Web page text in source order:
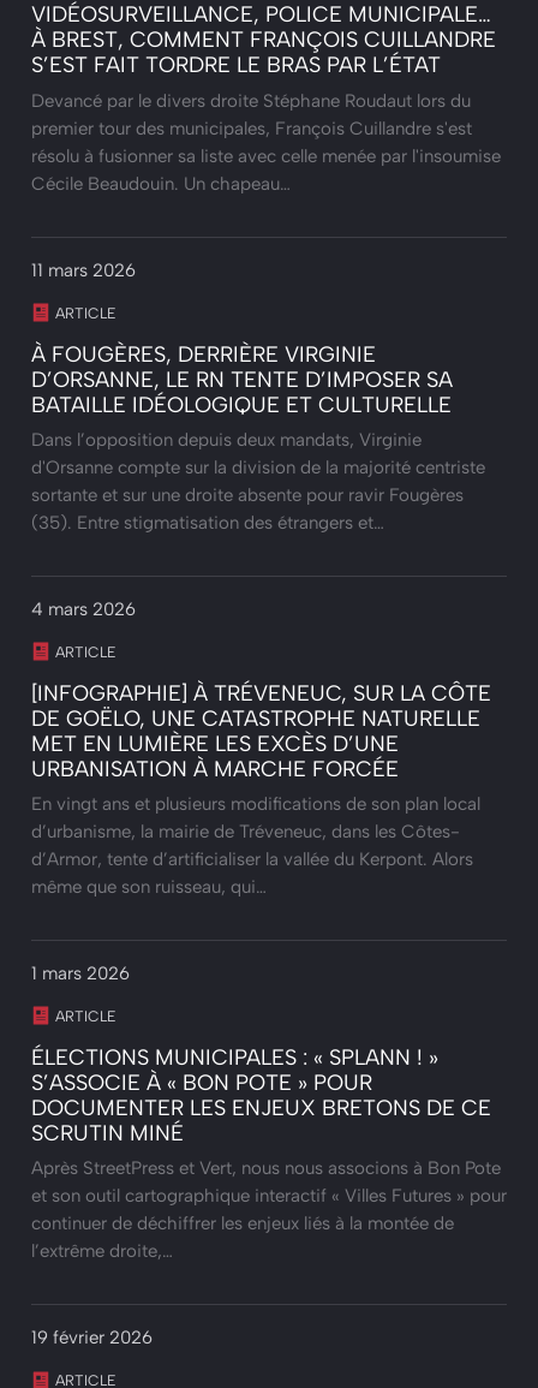
VIDÉOSURVEILLANCE, POLICE MUNICIPALE…
À BREST, COMMENT FRANÇOIS CUILLANDRE
S’EST FAIT TORDRE LE BRAS PAR L’ÉTAT
Devancé par le divers droite Stéphane Roudaut lors du
premier tour des municipales, François Cuillandre s'est
résolu à fusionner sa liste avec celle menée par l'insoumise
Cécile Beaudouin. Un chapeau…
11 mars 2026
ARTICLE
À FOUGÈRES, DERRIÈRE VIRGINIE
D’ORSANNE, LE RN TENTE D’IMPOSER SA
BATAILLE IDÉOLOGIQUE ET CULTURELLE
Dans l’opposition depuis deux mandats, Virginie
d'Orsanne compte sur la division de la majorité centriste
sortante et sur une droite absente pour ravir Fougères
(35). Entre stigmatisation des étrangers et…
4 mars 2026
ARTICLE
[INFOGRAPHIE] À TRÉVENEUC, SUR LA CÔTE
DE GOËLO, UNE CATASTROPHE NATURELLE
MET EN LUMIÈRE LES EXCÈS D’UNE
URBANISATION À MARCHE FORCÉE
En vingt ans et plusieurs modifications de son plan local
d’urbanisme, la mairie de Tréveneuc, dans les Côtes-
d’Armor, tente d’artificialiser la vallée du Kerpont. Alors
même que son ruisseau, qui…
1 mars 2026
ARTICLE
ÉLECTIONS MUNICIPALES : « SPLANN ! »
S’ASSOCIE À « BON POTE » POUR
DOCUMENTER LES ENJEUX BRETONS DE CE
SCRUTIN MINÉ
Après StreetPress et Vert, nous nous associons à Bon Pote
et son outil cartographique interactif « Villes Futures » pour
continuer de déchiffrer les enjeux liés à la montée de
l’extrême droite,…
19 février 2026
ARTICLE